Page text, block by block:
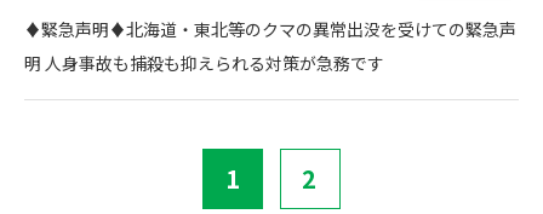
♦️緊急声明♦️北海道・東北等のクマの異常出没を受けての緊急声
明 人身事故も捕殺も抑えられる対策が急務です
1 2